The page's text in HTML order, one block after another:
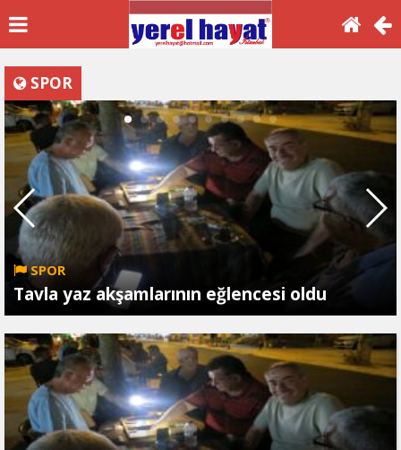
SPOR
SPOR
Tavla yaz akşamlarının eğlencesi oldu